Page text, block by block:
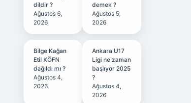
dildir ?
Ağustos 6,
2026
demek ?
Ağustos 5,
2026
Bilge Kağan
Etil KÖFN
dağıldı mı ?
Ağustos 4,
2026
Ankara U17
Ligi ne zaman
başlıyor 2025
?
Ağustos 4,
2026